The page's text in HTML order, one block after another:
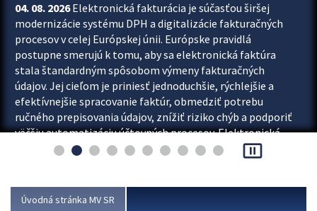
04. 08. 2026Elektronická fakturácia je súčasťou širšej
modernizácie systému DPH a digitalizácie fakturačných
procesov v celej Európskej únii. Európske pravidlá
postupne smerujú k tomu, aby sa elektronická faktúra
stala štandardným spôsobom výmeny fakturačných
údajov. Jej cieľom je priniesť jednoduchšie, rýchlejšie a
efektívnejšie spracovanie faktúr, obmedziť potrebu
ručného prepisovania údajov, znížiť riziko chýb a podporiť
väčšiu automatizáciu účtovných procesov. Elektronická
fakturácia preto nepredstavuje...
pause_presentation
Úvodná stránka MV SR